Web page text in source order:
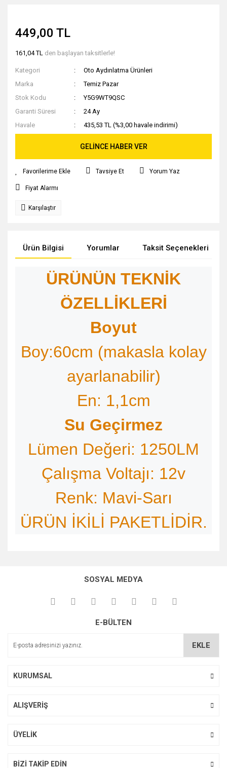
449,00 TL
161,04 TL den başlayan taksitlerle!
Kategori
Oto Aydınlatma Ürünleri
Marka
Temiz Pazar
Stok Kodu
Y5G9WT9QSC
Garanti Süresi
24 Ay
Havale
435,53 TL (%3,00 havale indirimi)
GELİNCE HABER VER
Tavsiye Et Yorum Yaz
Fiyat Alarmı
Karşılaştır
Ürün Bilgisi Yorumlar Taksit Seçenekleri
ÜRÜNÜN TEKNİK
ÖZELLİKLERİ
Boyut
Boy:60cm (makasla kolay
ayarlanabilir)
En: 1,1cm
Su Geçirmez
Lümen Değeri: 1250LM
Çalışma Voltajı: 12v
Renk: Mavi-Sarı
ÜRÜN İKİLİ PAKETLİDİR.
kullanarak tarafımıza iletebilirsiniz.
Görüş ve önerileriniz için teşekkür ederiz.
Ürün açıklamasında eksik bilgiler bulunuyor.
SOSYAL MEDYA
E-BÜLTEN
EKLE
KURUMSAL
ALIŞVERİŞ
ÜYELİK
BİZİ TAKİP EDİN